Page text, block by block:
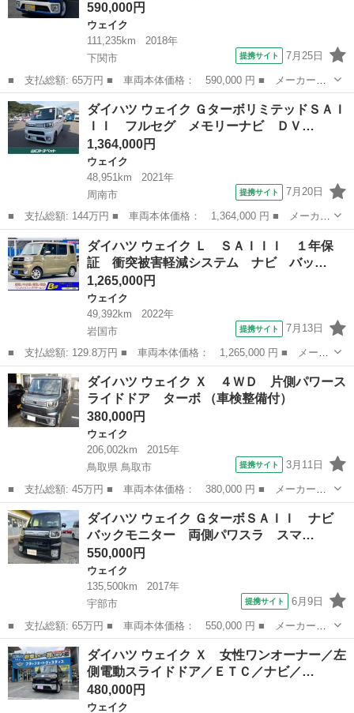
590,000円
ウェイク
111,235km
2018年
下関市
提携サイト 7月25日
■ 支払総額: 65万円 ■ 車両本体価格： 590,000 円 ■ メーカー
名： ダイハツ ■ 車種名： ウェイク ■ グレード名： Ｇターボ
リミテッドＳＡＩＩＩ ☆保証２年付き☆ ターボ スマートアシス
トＩＩＩ フロー...
山口 下関市 ウェイク
ダイハツ ウェイク ＧターボリミテッドＳＡＩ
ＩＩ フルセグ メモリーナビ ＤＶ…
1,364,000円
ウェイク
48,951km
2021年
周南市
提携サイト 7月20日
■ 支払総額: 144万円 ■ 車両本体価格： 1,364,000 円 ■ メーカー
名： ダイハツ ■ 車種名： ウェイク ■ グレード名： Ｇターボ
リミテッドＳＡＩＩＩ フルセグ メモリーナビ ＤＶＤ再生 バッ
クカメラ ...
山口 周南市 ウェイク
ダイハツ ウェイク Ｌ ＳＡＩＩＩ １年保
証 衝突被害軽減システム ナビ バッ…
1,265,000円
ウェイク
49,392km
2022年
岩国市
提携サイト 7月13日
■ 支払総額: 129.8万円 ■ 車両本体価格： 1,265,000 円 ■ メーカ
ー名： ダイハツ ■ 車種名： ウェイク ■ グレード名： Ｌ Ｓ
ＡＩＩＩ １年保証 衝突被害軽減システム ナビ バックカメラ
Ｂｌｕｅ...
山口 岩国市 ウェイク
ダイハツ ウェイク Ｘ ４ＷＤ 片側パワース
ライドドア ターボ （車検整備付）
380,000円
ウェイク
206,002km
2015年
鳥取県 鳥取市
提携サイト 3月11日
■ 支払総額: 45万円 ■ 車両本体価格： 380,000 円 ■ メーカー
名： ダイハツ ■ 車種名： ウェイク ■ グレード名： Ｘ ４Ｗ
Ｄ 片側パワースライドドア ターボ ■ 排気量： 660cc ■ ドア枚
数： ...
鳥取 鳥取市 ウェイク
ダイハツ ウェイク ＧターボＳＡＩＩ ナビ
バックモニター 両側パワスラ スマ…
550,000円
ウェイク
135,500km
2017年
宇部市
提携サイト 6月9日
■ 支払総額: 65万円 ■ 車両本体価格： 550,000 円 ■ メーカー
名： ダイハツ ■ 車種名： ウェイク ■ グレード名： Ｇターボ
ＳＡＩＩ ナビ バックモニター 両側パワスラ スマートキー ■
排気量： 66...
山口 宇部市 ウェイク
ダイハツ ウェイク Ｘ 女性ワンオーナー／左
側電動スライドドア／ＥＴＣ／ナビ／…
480,000円
ウェイク